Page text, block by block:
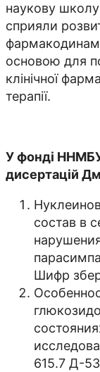
наукову школу
сприяли
основою для
клінічної
терапії.
У фонді
дисертацій
состав в
Шифр
615.7 Д-